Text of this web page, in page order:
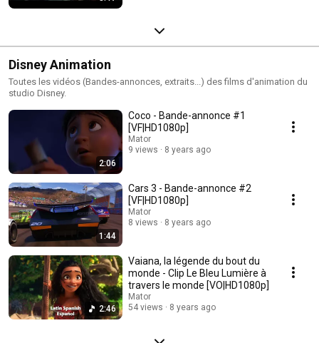
Disney Animation
Toutes les vidéos (Bandes-annonces, extraits...) des films d'animation du
studio Disney.
2:06
Coco - Bande-annonce #1
[VF|HD1080p]
Mator
9 views
8 years ago
1:44
Cars 3 - Bande-annonce #2
[VF|HD1080p]
Mator
8 views
8 years ago
2:46
Vaiana, la légende du bout du
monde - Clip Le Bleu Lumière à
travers le monde [VO|HD1080p]
Mator
54 views
8 years ago